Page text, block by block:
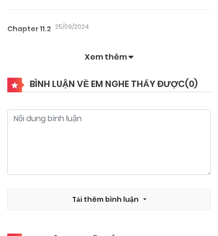
Chapter 11.2 25/09/2024
25/09/2024
25/09/2024
Chapter 8.2
Xem thêm
BÌNH LUẬN VỀ EM NGHE THẤY ĐƯỢC(0)
Tải thêm bình luận